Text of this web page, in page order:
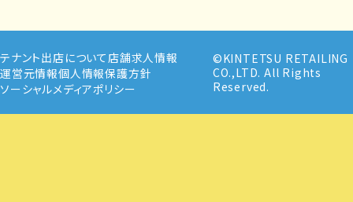
テナント出店について店舗求人情報
運営元情報個人情報保護方針
ソーシャルメディアポリシー
©KINTETSU RETAILING
CO.,LTD. All Rights
Reserved.